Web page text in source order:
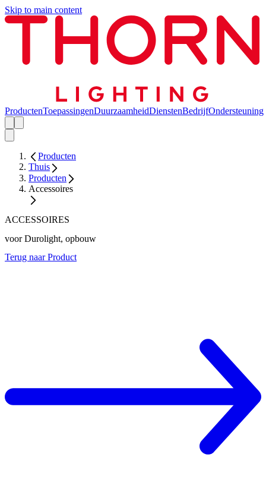
Skip to main content
ProductenToepassingenDuurzaamheidDienstenBedrijfOndersteuning
Producten
Thuis
Producten
Accessoires
ACCESSOIRES
voor Durolight, opbouw
Terug naar Product